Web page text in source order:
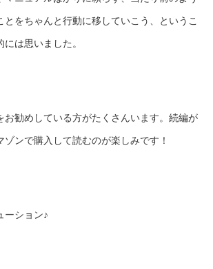
とをちゃんと行動に移していこう、というこ
は思いました。
お勧めしている方がたくさんいます。続編が
ゾンで購入して読むのが楽しみです！
ーション♪